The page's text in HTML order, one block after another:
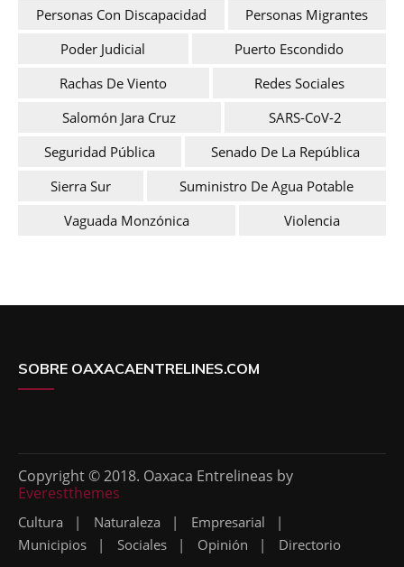
Personas Con Discapacidad
Personas Migrantes
Poder Judicial
Puerto Escondido
Rachas De Viento
Redes Sociales
Salomón Jara Cruz
SARS-CoV-2
Seguridad Pública
Senado De La República
Sierra Sur
Suministro De Agua Potable
Vaguada Monzónica
Violencia
SOBRE OAXACAENTRELINES.COM
Copyright © 2018. Oaxaca Entrelineas by
Everestthemes
Cultura Naturaleza
Empresarial
Municipios
Sociales Opinión Directorio